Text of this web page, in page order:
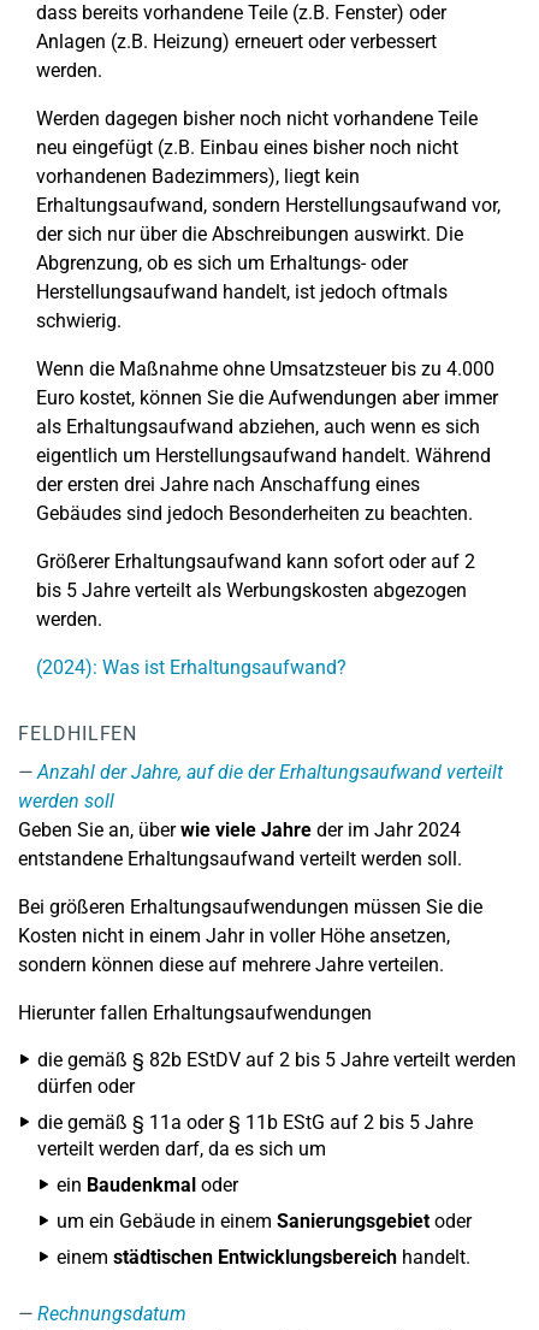
dass bereits vorhandene Teile (z.B. Fenster) oder
Anlagen (z.B. Heizung) erneuert oder verbessert
werden.
Werden dagegen bisher noch nicht vorhandene Teile
neu eingefügt (z.B. Einbau eines bisher noch nicht
vorhandenen Badezimmers), liegt kein
Erhaltungsaufwand, sondern Herstellungsaufwand vor,
der sich nur über die Abschreibungen auswirkt. Die
Abgrenzung, ob es sich um Erhaltungs- oder
Herstellungsaufwand handelt, ist jedoch oftmals
schwierig.
Wenn die Maßnahme ohne Umsatzsteuer bis zu 4.000
Euro kostet, können Sie die Aufwendungen aber immer
als Erhaltungsaufwand abziehen, auch wenn es sich
eigentlich um Herstellungsaufwand handelt. Während
der ersten drei Jahre nach Anschaffung eines
Gebäudes sind jedoch Besonderheiten zu beachten.
Größerer Erhaltungsaufwand kann sofort oder auf 2
bis 5 Jahre verteilt als Werbungskosten abgezogen
werden.
(2024): Was ist Erhaltungsaufwand?
FELDHILFEN
Anzahl der Jahre, auf die der Erhaltungsaufwand verteilt
werden soll
Geben Sie an, überwie viele Jahre der im Jahr 2024
entstandene Erhaltungsaufwand verteilt werden soll.
Bei größeren Erhaltungsaufwendungen müssen Sie die
Kosten nicht in einem Jahr in voller Höhe ansetzen,
sondern können diese auf mehrere Jahre verteilen.
Hierunter fallen Erhaltungsaufwendungen
die gemäß § 82b EStDV auf 2 bis 5 Jahre verteilt werden
dürfen oder
die gemäß § 11a oder § 11b EStG auf 2 bis 5 Jahre
verteilt werden darf, da es sich um
ein Baudenkmal oder
um ein Gebäude in einem Sanierungsgebietoder
einem städtischen Entwicklungsbereich handelt.
Rechnungsdatum